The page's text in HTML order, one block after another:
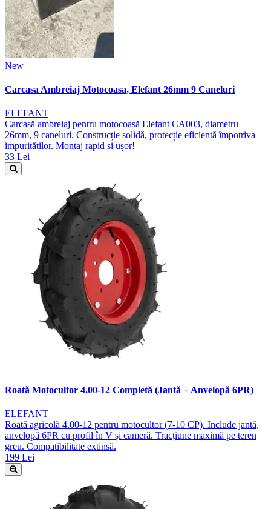
New
Carcasa Ambreiaj Motocoasa, Elefant 26mm 9 Caneluri
ELEFANT
Carcasă ambreiaj pentru motocoasă Elefant CA003, diametru
26mm, 9 caneluri. Construcție solidă, protecție eficientă împotriva
impurităților. Montaj rapid și ușor!
33 Lei
Roată Motocultor 4.00-12 Completă (Jantă + Anvelopă 6PR)
ELEFANT
Roată agricolă 4.00-12 pentru motocultor (7-10 CP). Include jantă,
anvelopă 6PR cu profil în V și cameră. Tracțiune maximă pe teren
greu. Compatibilitate extinsă.
199 Lei